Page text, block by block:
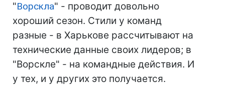
"Ворскла" - проводит довольно
хороший сезон. Стили у команд
разные - в Харькове рассчитывают на
технические данные своих лидеров; в
"Ворскле" - на командные действия. И
у тех, и у других это получается.